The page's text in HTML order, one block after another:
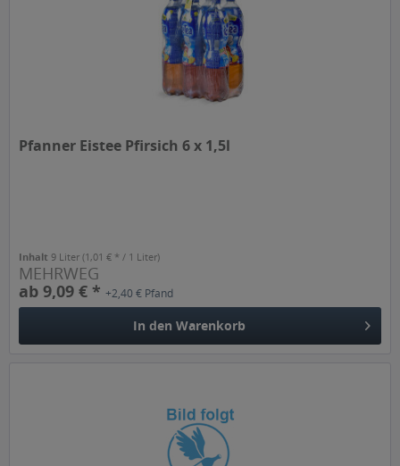
Pfanner Eistee Pfirsich 6 x 1,5l
Inhalt 9 Liter(1,01 € * / 1 Liter)
MEHRWEG
ab 9,09 € *+2,40 € Pfand
In den Warenkorb